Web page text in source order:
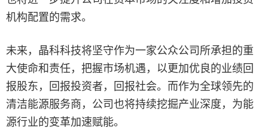
机构配置的需求。
未来，晶科科技将坚守作为一家公众公司所承担的重
大使命和责任，把握市场机遇，以更加优良的业绩回
报股东，回报投资者，回报社会。而作为全球领先的
清洁能源服务商，公司也将持续挖掘产业深度，为能
源行业的变革加速赋能。